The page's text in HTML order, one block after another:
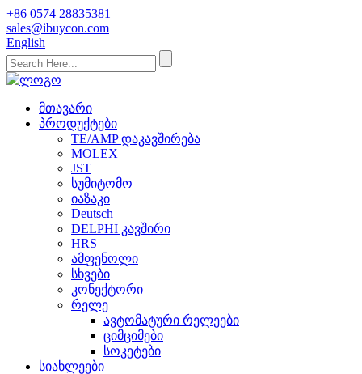
+86 0574 28835381
sales@ibuycon.com
English
მთავარი
პროდუქტები
TE/AMP დაკავშირება
MOLEX
JST
სუმიტომო
იაზაკი
Deutsch
DELPHI კავშირი
HRS
ამფენოლი
სხვები
კონექტორი
რელე
ავტომატური რელეები
ციმციმები
სოკეტები
სიახლეები